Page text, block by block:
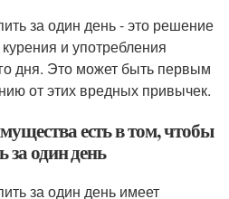
за один день - это решение
и употребления
дня. Это может быть первым
от этих вредных привычек.
есть в том, чтобы
за один день
за один день имеет